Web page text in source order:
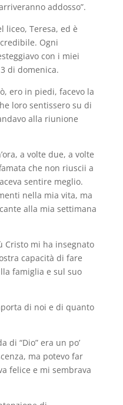
addosso”.
liceo, Teresa, ed è
Ogni
con i miei
di domenica.
ero in piedi, facevo la
loro sentissero su di
alla riunione
a volte due, a volte
che non riuscii a
sentire meglio.
nella mia vita, ma
alla mia settimana
Cristo mi ha insegnato
capacità di fare
famiglia e sul suo
di noi e di quanto
di “Dio” era un po’
ma potevo far
felice e mi sembrava